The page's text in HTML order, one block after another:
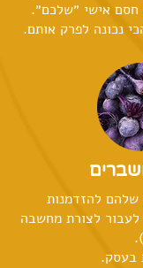
אישי ״שלכם״.
נכונה לפרק אותם.
שלהם להזדמנות
לצורת מחשבה
בעסק.